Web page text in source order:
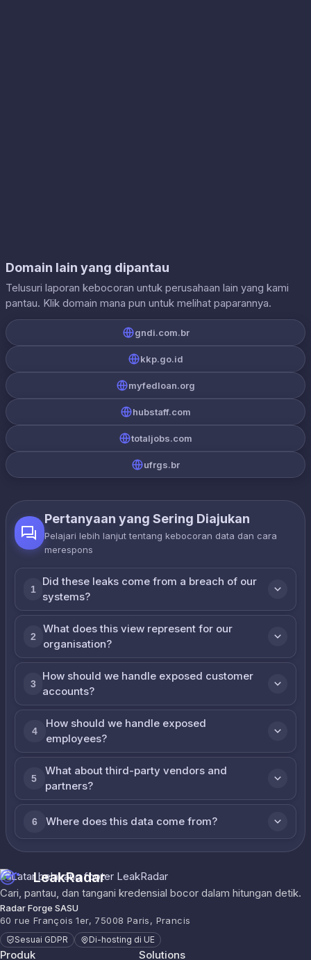
Domain lain yang dipantau
Telusuri laporan kebocoran untuk perusahaan lain yang kami
pantau. Klik domain mana pun untuk melihat paparannya.
gndi.com.br
kkp.go.id
myfedloan.org
hubstaff.com
totaljobs.com
ufrgs.br
Pertanyaan yang Sering Diajukan
Pelajari lebih lanjut tentang kebocoran data dan cara
merespons
1
Did these leaks come from a breach of our
systems?
2
What does this view represent for our
organisation?
3
How should we handle exposed customer
accounts?
4
How should we handle exposed
employees?
5
What about third-party vendors and
partners?
6 Where does this data come from?
LeakRadar
Cari, pantau, dan tangani kredensial bocor dalam hitungan detik.
Radar Forge SASU
60 rue François 1er, 75008 Paris, Prancis
Sesuai GDPR Di-hosting di UE
Produk Solutions